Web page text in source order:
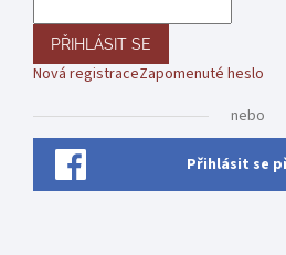
PŘIHLÁSIT SE
Nová registraceZapomenuté heslo
nebo
Přihlásit se